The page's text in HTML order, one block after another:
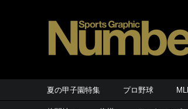
夏の甲子園特集 プロ野球